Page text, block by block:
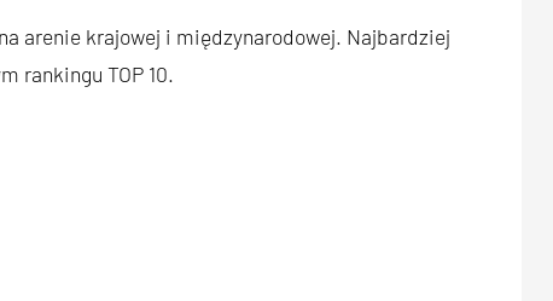
arenie krajowej i międzynarodowej. Najbardziej
rankingu TOP 10.